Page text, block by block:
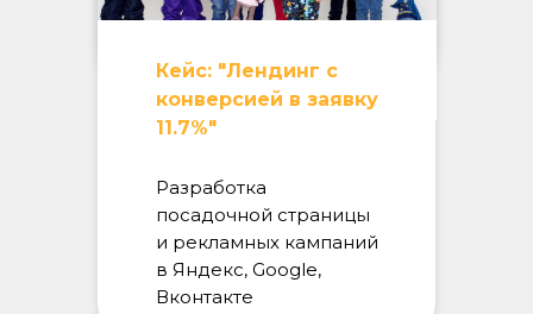
Разработка
посадочной страницы
и рекламных кампаний
в Яндекс, Google,
Вконтакте
Кейс: "Лендинг с
конверсией в заявку
11.7%"